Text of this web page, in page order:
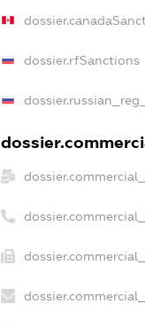
dossier.rfSanctions